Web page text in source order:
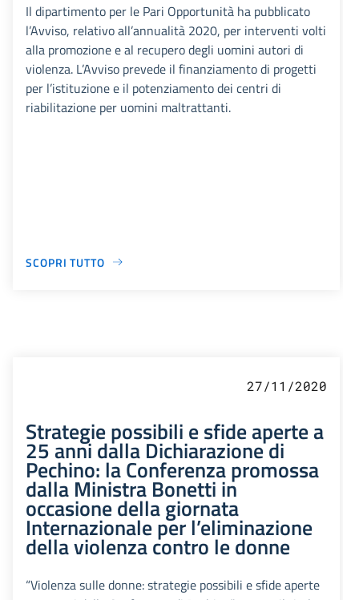
Il dipartimento per le Pari Opportunità ha pubblicato
l’Avviso, relativo all’annualità 2020, per interventi volti
alla promozione e al recupero degli uomini autori di
violenza. L’Avviso prevede il finanziamento di progetti
per l’istituzione e il potenziamento dei centri di
riabilitazione per uomini maltrattanti.
SCOPRI TUTTO
27/11/2020
Strategie possibili e sfide aperte a
25 anni dalla Dichiarazione di
Pechino: la Conferenza promossa
dalla Ministra Bonetti in
occasione della giornata
Internazionale per l’eliminazione
della violenza contro le donne
“Violenza sulle donne: strategie possibili e sfide aperte